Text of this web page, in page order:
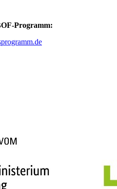
Programm: